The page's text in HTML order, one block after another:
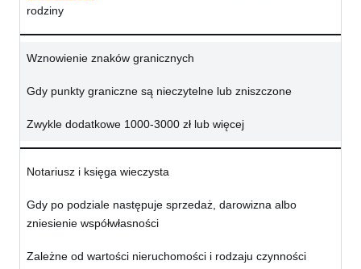
rodziny
Wznowienie znaków granicznych
Gdy punkty graniczne są nieczytelne lub zniszczone
Zwykle dodatkowe 1000-3000 zł lub więcej
Notariusz i księga wieczysta
Gdy po podziale następuje sprzedaż, darowizna albo
zniesienie współwłasności
Zależne od wartości nieruchomości i rodzaju czynności